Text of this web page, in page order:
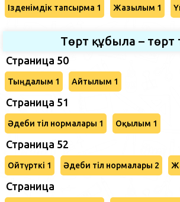
Ізденімдік тапсырма 1 Жазылым 1
Төрт құбыла – төрт
Страница 50
Тыңдалым 1 Айтылым 1
Страница 51
Әдеби тіл нормалары 1 Оқылым 1
Страница 52
Ойтүрткі 1 Әдеби тіл нормалары 2
Страница